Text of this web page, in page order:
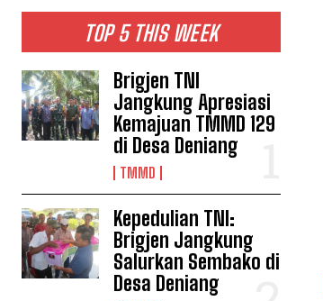
TOP 5 THIS WEEK
Brigjen TNI
Jangkung Apresiasi
Kemajuan TMMD 129
di Desa Deniang
TMMD
Kepedulian TNI:
Brigjen Jangkung
Salurkan Sembako di
Desa Deniang